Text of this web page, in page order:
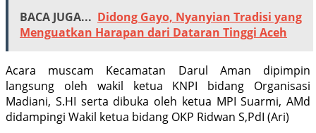
BACA JUGA... Didong Gayo, Nyanyian Tradisi yang
Menguatkan Harapan dari Dataran Tinggi Aceh
Acara muscam Kecamatan Darul Aman dipimpin
langsung oleh wakil ketua KNPI bidang Organisasi
Madiani, S.HI serta dibuka oleh ketua MPI Suarmi, AMd
didampingi Wakil ketua bidang OKP Ridwan S,PdI (Ari)